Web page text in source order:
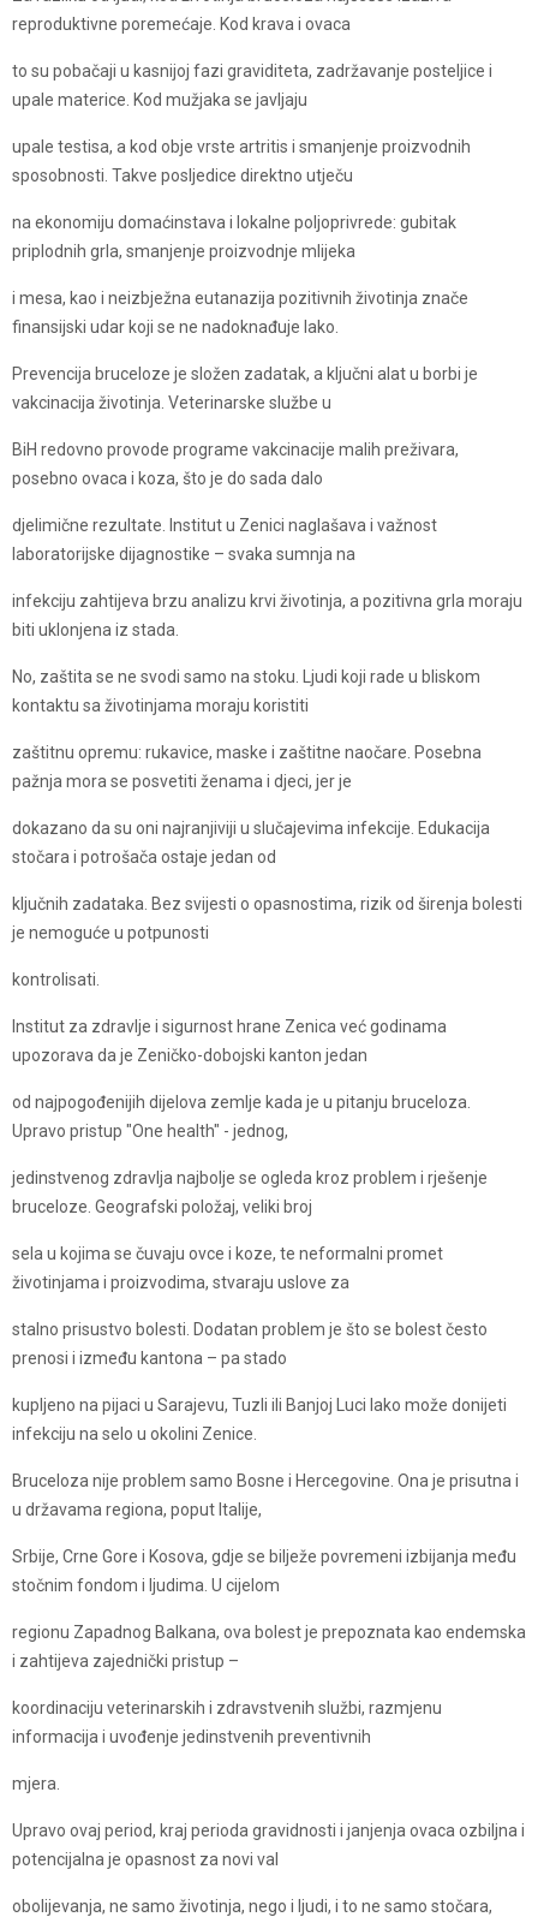
reproduktivne poremećaje. Kod krava i ovaca
to su pobačaji u kasnijoj fazi graviditeta, zadržavanje posteljice i
upale materice. Kod mužjaka se javljaju
upale testisa, a kod obje vrste artritis i smanjenje proizvodnih
sposobnosti. Takve posljedice direktno utječu
na ekonomiju domaćinstava i lokalne poljoprivrede: gubitak
priplodnih grla, smanjenje proizvodnje mlijeka
i mesa, kao i neizbježna eutanazija pozitivnih životinja znače
finansijski udar koji se ne nadoknađuje lako.
Prevencija bruceloze je složen zadatak, a ključni alat u borbi je
vakcinacija životinja. Veterinarske službe u
BiH redovno provode programe vakcinacije malih preživara,
posebno ovaca i koza, što je do sada dalo
djelimične rezultate. Institut u Zenici naglašava i važnost
laboratorijske dijagnostike – svaka sumnja na
infekciju zahtijeva brzu analizu krvi životinja, a pozitivna grla moraju
biti uklonjena iz stada.
No, zaštita se ne svodi samo na stoku. Ljudi koji rade u bliskom
kontaktu sa životinjama moraju koristiti
zaštitnu opremu: rukavice, maske i zaštitne naočare. Posebna
pažnja mora se posvetiti ženama i djeci, jer je
dokazano da su oni najranjiviji u slučajevima infekcije. Edukacija
stočara i potrošača ostaje jedan od
ključnih zadataka. Bez svijesti o opasnostima, rizik od širenja bolesti
je nemoguće u potpunosti
kontrolisati.
Institut za zdravlje i sigurnost hrane Zenica već godinama
upozorava da je Zeničko-dobojski kanton jedan
od najpogođenijih dijelova zemlje kada je u pitanju bruceloza.
Upravo pristup "One health" - jednog,
jedinstvenog zdravlja najbolje se ogleda kroz problem i rješenje
bruceloze. Geografski položaj, veliki broj
sela u kojima se čuvaju ovce i koze, te neformalni promet
životinjama i proizvodima, stvaraju uslove za
stalno prisustvo bolesti. Dodatan problem je što se bolest često
prenosi i između kantona – pa stado
kupljeno na pijaci u Sarajevu, Tuzli ili Banjoj Luci lako može donijeti
infekciju na selo u okolini Zenice.
Bruceloza nije problem samo Bosne i Hercegovine. Ona je prisutna i
u državama regiona, poput Italije,
Srbije, Crne Gore i Kosova, gdje se bilježe povremeni izbijanja među
stočnim fondom i ljudima. U cijelom
regionu Zapadnog Balkana, ova bolest je prepoznata kao endemska
i zahtijeva zajednički pristup –
koordinaciju veterinarskih i zdravstvenih službi, razmjenu
informacija i uvođenje jedinstvenih preventivnih
mjera.
Upravo ovaj period, kraj perioda gravidnosti i janjenja ovaca ozbiljna i
potencijalna je opasnost za novi val
obolijevanja, ne samo životinja, nego i ljudi, i to ne samo stočara,